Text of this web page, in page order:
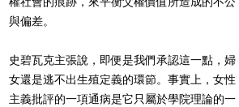
與偏差。
史碧瓦克主張說，即便是我們承認這一點，婦
女還是逃不出生殖定義的環節。事實上，女性
主義批評的一項通病是它只屬於學院理論的一